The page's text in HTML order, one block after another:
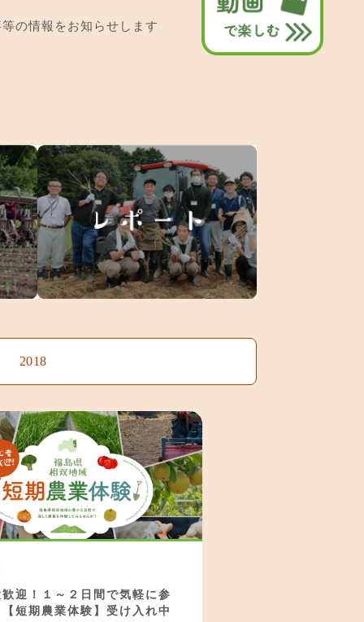
の情報をお知らせします
2018
迎！１～２日間で気軽に参
短期農業体験】受け入れ中